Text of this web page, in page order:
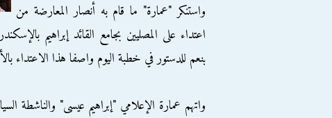
واستنكر "عمارة" ما قام به أنصار المعارضة من
اعتداء على المصليين بجامع القائد إبراهيم
بنعم للدستور في خطبة اليوم واصفا هذا الاعتداء
واتهم عمارة الإعلامي "إبراهيم عيسى" والناشطة